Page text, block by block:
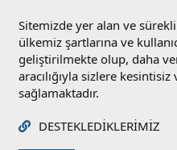
Sitemizde yer alan ve
ülkemiz şartlarına ve
geliştirilmekte olup, daha
aracılığıyla sizlere
sağlamaktadır.
DESTEKLEDIKLERIMIZ